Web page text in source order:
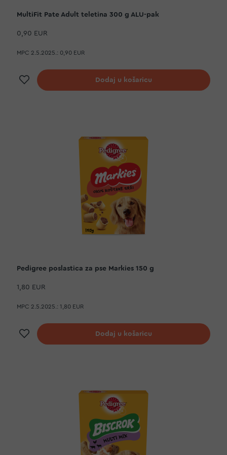
MultiFit Pate Adult teletina 300 g ALU-pak
0,90 EUR
MPC 2.5.2025.: 0,90 EUR
Dodaj na listu želja
Dodaj u košaricu
Pedigree poslastica za pse Markies 150 g
1,80 EUR
MPC 2.5.2025.: 1,80 EUR
Dodaj na listu želja
Dodaj u košaricu